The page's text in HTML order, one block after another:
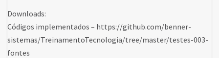
Downloads:
Códigos implementados – https://github.com/benner-
sistemas/TreinamentoTecnologia/tree/master/testes-003-
fontes